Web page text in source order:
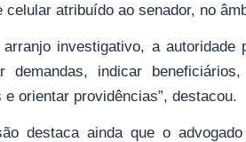
celular atribuído ao senador, no
arranjo investigativo, a
demandas, indicar
e orientar providências”, destacou.
destaca ainda que o